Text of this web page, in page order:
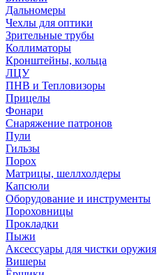
Дальномеры
Чехлы для оптики
Зрительные трубы
Коллиматоры
Кронштейны, кольца
ЛЦУ
ПНВ и Тепловизоры
Прицелы
Фонари
Снаряжение патронов
Пули
Гильзы
Порох
Матрицы, шеллхолдеры
Капсюли
Оборудование и инструменты
Пороховницы
Прокладки
Пыжи
Аксессуары для чистки оружия
Вишеры